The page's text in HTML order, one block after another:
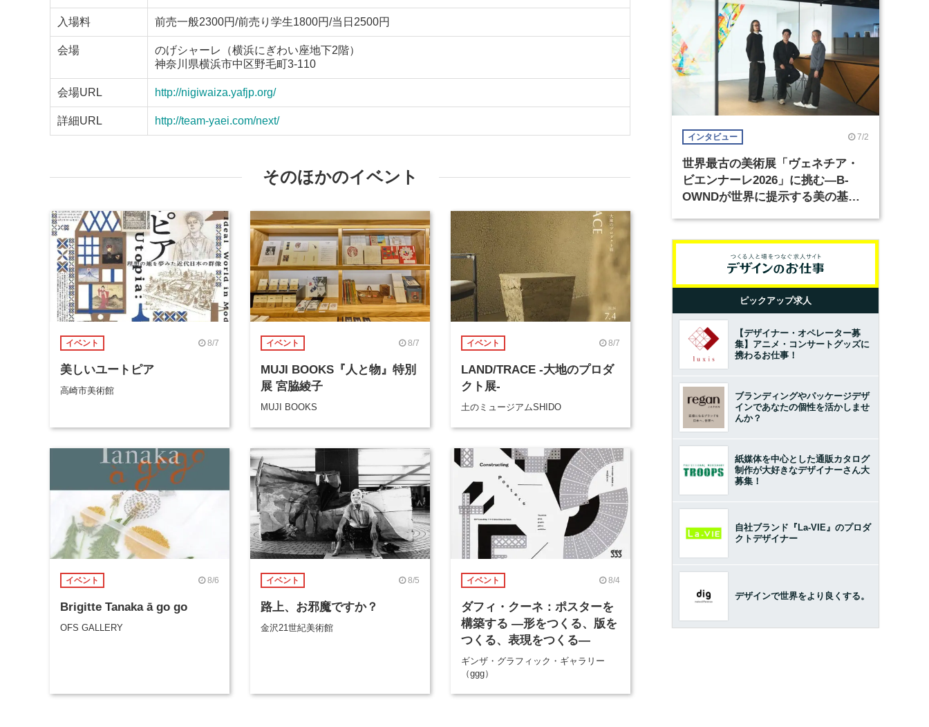
入場料 前売一般2300円/前売り学生1800円/当日2500円
会場
のげシャーレ（横浜にぎわい座地下2階）
神奈川県横浜市中区野毛町3-110
会場URL http://nigiwaiza.yafjp.org/
詳細URL http://team-yaei.com/next/
そのほかのイベント
イベント 8/7
美しいユートピア
高崎市美術館
イベント 8/7
MUJI BOOKS『人と物』特別
展 宮脇綾子
MUJI BOOKS
イベント 8/7
LAND/TRACE -大地のプロダ
クト展-
土のミュージアムSHIDO
イベント 8/6
Brigitte Tanaka ā go go
OFS GALLERY
イベント 8/5
路上、お邪魔ですか？
金沢21世紀美術館
イベント 8/4
ダフィ・クーネ：ポスターを
構築する ―形をつくる、版を
つくる、表現をつくる―
ギンザ・グラフィック・ギャラリー
（ggg）
インタビュー 7/2
世界最古の美術展「ヴェネチア・
ビエンナーレ2026」に挑む―B-
OWNDが世界に提示する美の基準
ピックアップ求人
【デザイナー・オペレーター募
集】アニメ・コンサートグッズに
携わるお仕事！
ブランディングやパッケージデザ
インであなたの個性を活かしませ
んか？
紙媒体を中心とした通販カタログ
制作が大好きなデザイナーさん大
募集！
自社ブランド『La-VIE』のプロダ
クトデザイナー
デザインで世界をより良くする。